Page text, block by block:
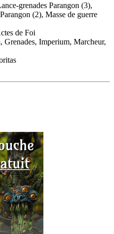
grenades Parangon (3),
(2), Masse de guerre
de Foi
Grenades, Imperium, Marcheur,